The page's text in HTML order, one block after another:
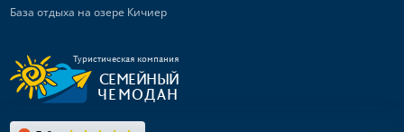
База отдыха на озере Кичиер
Туристическая компания
СЕМЕЙНЫЙ
ЧЕМОДАН